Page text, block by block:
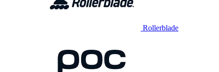
Rollerblade